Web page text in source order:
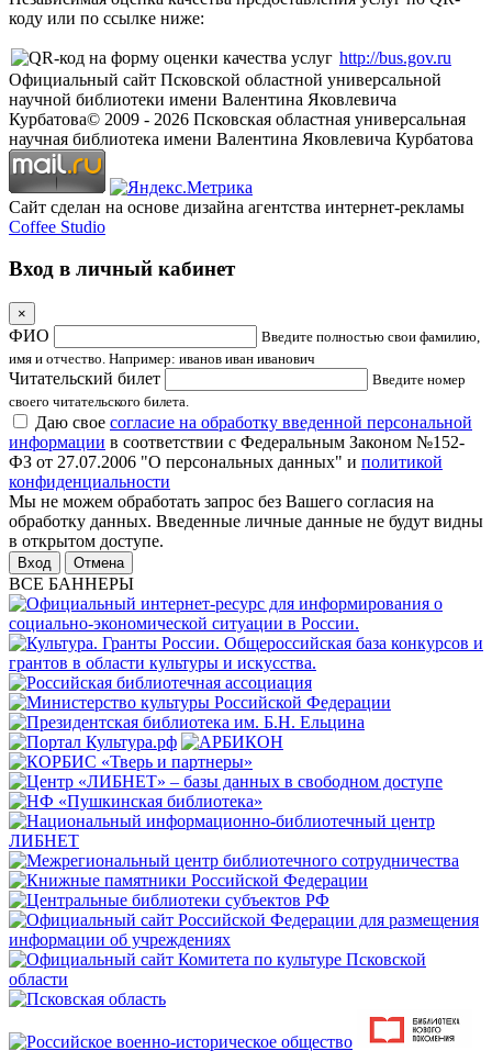
коду или по ссылке ниже:
http://bus.gov.ru
Официальный сайт Псковской областной универсальной
научной библиотеки имени Валентина Яковлевича
Курбатова© 2009 - 2026 Псковская областная универсальная
научная библиотека имени Валентина Яковлевича Курбатова
Сайт сделан на основе дизайна агентства интернет-рекламы
Coffee Studio
Вход в личный кабинет
×
ФИО
Введите полностью свои фамилию,
имя и отчество. Например: иванов иван иванович
Читательский билет
Введите номер
своего читательского билета.
Даю свое согласие на обработку введенной персональной
информации в соответствии с Федеральным Законом №152-
ФЗ от 27.07.2006 "О персональных данных" и политикой
конфиденциальности
Мы не можем обработать запрос без Вашего согласия на
обработку данных. Введенные личные данные не будут видны
в открытом доступе.
Отмена
ВСЕ БАННЕРЫ